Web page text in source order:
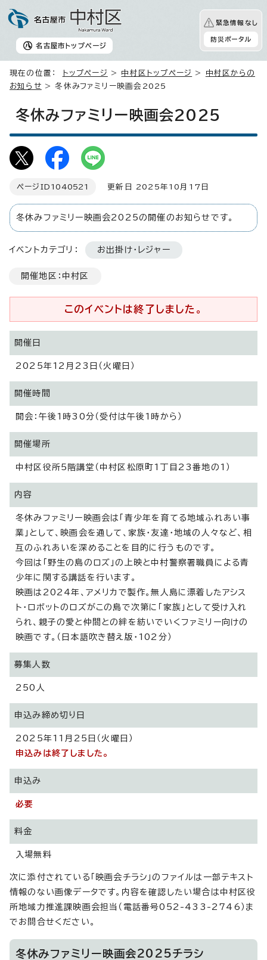
名古屋市 トップページ
緊急情報なし
防災ポータル
現在の位置： トップページ > 中村区トップページ > 中村区からの
お知らせ > 冬休みファミリー映画会2025
冬休みファミリー映画会2025
ページID 1040521 更新日 2025年10月17日
冬休みファミリー映画会2025の開催のお知らせです。
イベントカテゴリ： お出掛け・レジャー
開催地区：中村区
このイベントは終了しました。
開催日
2025年12月23日（火曜日）
開催時間
開会：午後1時30分（受付は午後1時から）
開催場所
中村区役所5階講堂（中村区松原町1丁目23番地の1）
内容
冬休みファミリー映画会は「青少年を育てる地域ふれあい事
業」として、映画会を通して、家族・友達・地域の人々など、相
互のふれあいを深めることを目的に行うものです。
今回は「野生の島のロズ」の上映と中村警察署職員による青
少年に関する講話を行います。
映画は2024年、アメリカで製作。無人島に漂着したアシス
ト・ロボットのロズがこの島で次第に「家族」として受け入れ
られ、親子の愛と仲間との絆を紡いでいくファミリー向けの
映画です。（日本語吹き替え版・102分）
募集人数
250人
申込み締め切り日
2025年11月25日（火曜日）
申込みは終了しました。
申込み
必要
料金
入場無料
次に添付されている「映画会チラシ」のファイルは一部テキスト
情報のない画像データです。内容を確認したい場合は中村区役
所地域力推進課映画会担当（電話番号052-433-2746）ま
でお問合せください。
冬休みファミリー映画会2025チラシ